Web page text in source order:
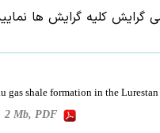
گرایش کلیه گرایش ها
gas shale formation in the
2 Mb, PDF